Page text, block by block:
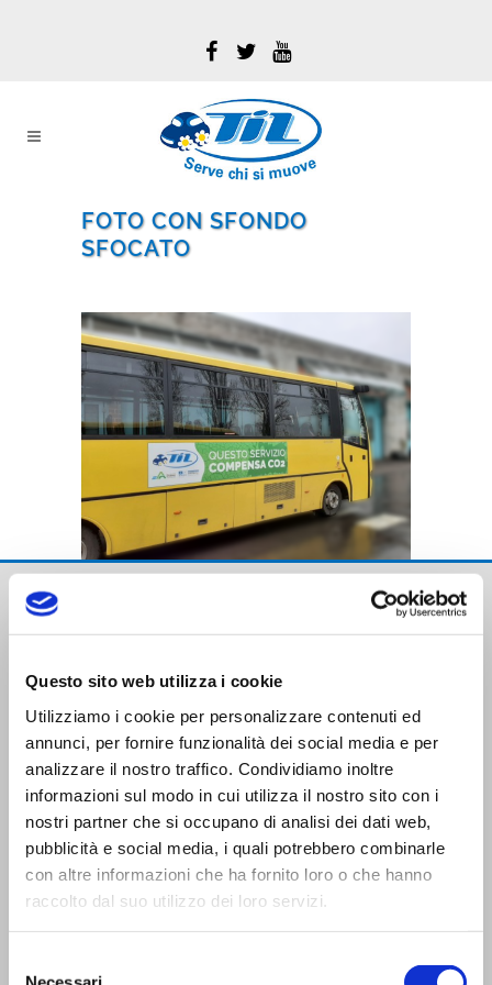
Questo sito web utilizza i cookie
Utilizziamo i cookie per personalizzare contenuti ed
annunci, per fornire funzionalità dei social media e per
analizzare il nostro traffico. Condividiamo inoltre
informazioni sul modo in cui utilizza il nostro sito con i
nostri partner che si occupano di analisi dei dati web,
pubblicità e social media, i quali potrebbero combinarle
con altre informazioni che ha fornito loro o che hanno
raccolto dal suo utilizzo dei loro servizi.
FOTO CON SFONDO
SFOCATO
Trasporti Integrati e Logistica S.r.l.
Servizi e Management TIL srl a socio unico
CONTATTI